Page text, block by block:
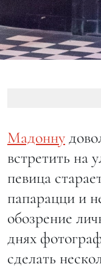
Мадонну
встретить на
певица
папарацци и
обозрение
днях
сделать